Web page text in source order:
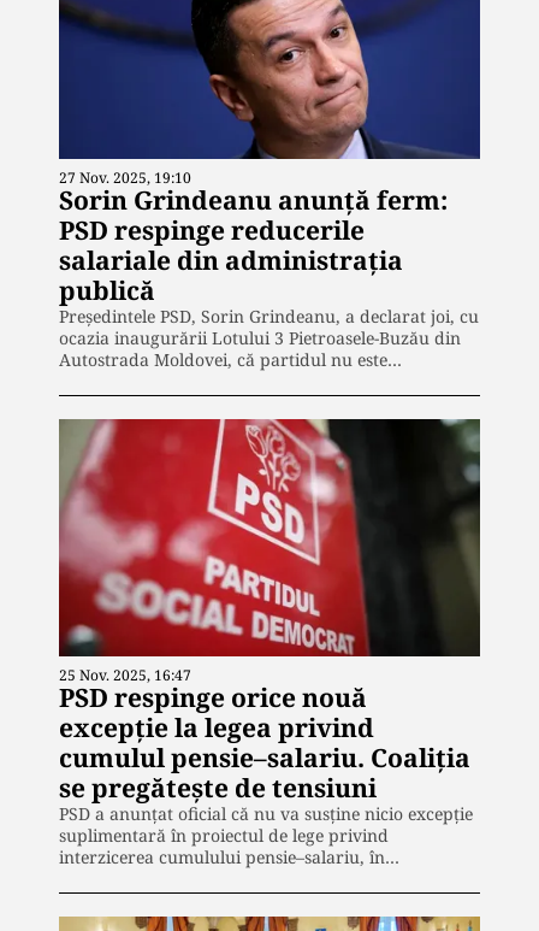
27 Nov. 2025, 19:10
Sorin Grindeanu anunță ferm:
PSD respinge reducerile
salariale din administrația
publică
Președintele PSD, Sorin Grindeanu, a declarat joi, cu
ocazia inaugurării Lotului 3 Pietroasele-Buzău din
Autostrada Moldovei, că partidul nu este…
25 Nov. 2025, 16:47
PSD respinge orice nouă
excepție la legea privind
cumulul pensie–salariu. Coaliția
se pregătește de tensiuni
PSD a anunțat oficial că nu va susține nicio excepție
suplimentară în proiectul de lege privind
interzicerea cumulului pensie–salariu, în…